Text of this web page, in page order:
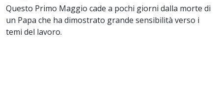
Questo Primo Maggio cade a pochi giorni dalla morte di
un Papa che ha dimostrato grande sensibilità verso i
temi del lavoro.